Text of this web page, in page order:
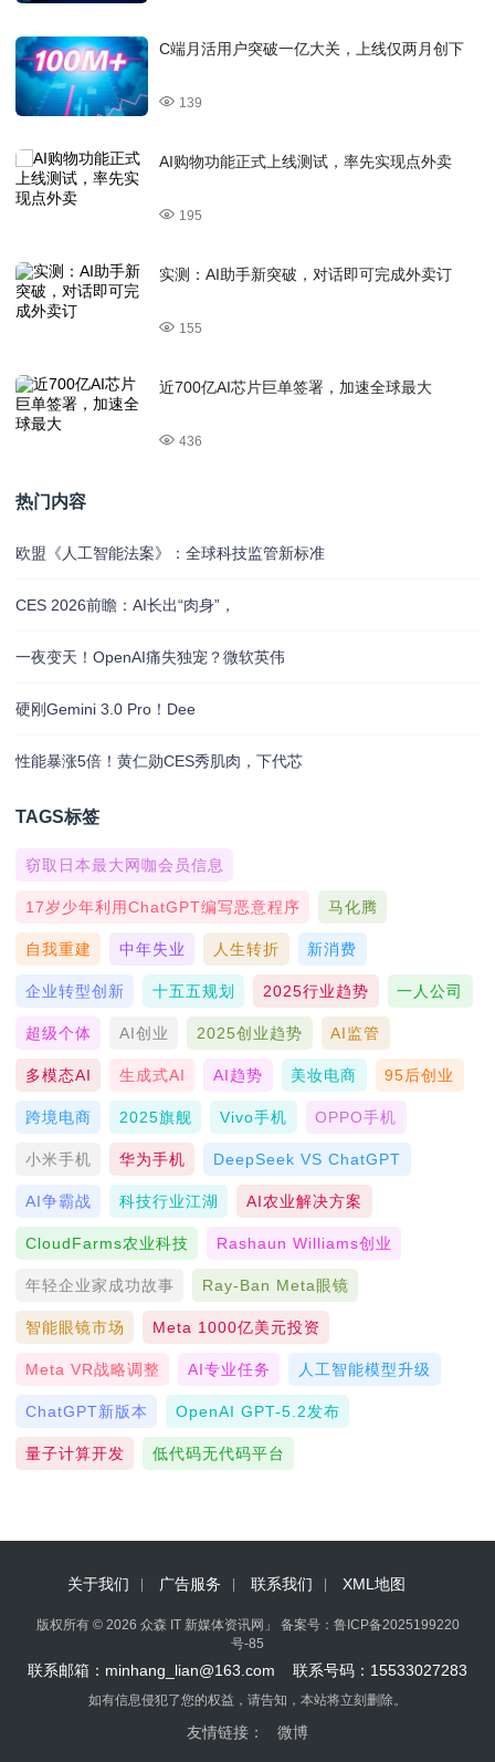
C端月活用户突破一亿大关，上线仅两月创下
139
AI购物功能正式上线测试，率先实现点外卖
195
实测：AI助手新突破，对话即可完成外卖订
155
近700亿AI芯片巨单签署，加速全球最大
436
热门内容
欧盟《人工智能法案》：全球科技监管新标准
CES 2026前瞻：AI长出“肉身”，
一夜变天！OpenAI痛失独宠？微软英伟
硬刚Gemini 3.0 Pro！Dee
性能暴涨5倍！黄仁勋CES秀肌肉，下代芯
TAGS标签
窃取日本最大网咖会员信息
17岁少年利用ChatGPT编写恶意程序 马化腾
自我重建 中年失业 人生转折 新消费
企业转型创新 十五五规划 2025行业趋势 一人公司
超级个体 AI创业 2025创业趋势 AI监管
多模态AI 生成式AI AI趋势 美妆电商 95后创业
跨境电商 2025旗舰 Vivo手机 OPPO手机
小米手机 华为手机 DeepSeek VS ChatGPT
AI争霸战 科技行业江湖 AI农业解决方案
CloudFarms农业科技 Rashaun Williams创业
年轻企业家成功故事 Ray-Ban Meta眼镜
智能眼镜市场 Meta 1000亿美元投资
Meta VR战略调整 AI专业任务 人工智能模型升级
ChatGPT新版本 OpenAI GPT-5.2发布
量子计算开发 低代码无代码平台
关于我们 广告服务 联系我们 XML地图
版权所有 © 2026 众森 IT 新媒体资讯网」 备案号： 鲁ICP备2025199220
号-85
联系邮箱：minhang_lian@163.com 联系号码：15533027283
如有信息侵犯了您的权益，请告知，本站将立刻删除。
友情链接： 微博